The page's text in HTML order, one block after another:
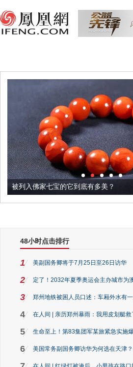
被列入佛家七宝的它到底有多美？
48小时点击排行
1 美副国务卿将于7月25日至26日访华
2 定了！2032年夏季奥运会主办城市为
3 郑州地铁被困人员口述：车厢外水有
4 在人间 | 亲历郑州暴雨：我用皮划艇救
5 生命至上！第83集团军某旅紧急实施
6 美国常务副国务卿访华为何选在天津